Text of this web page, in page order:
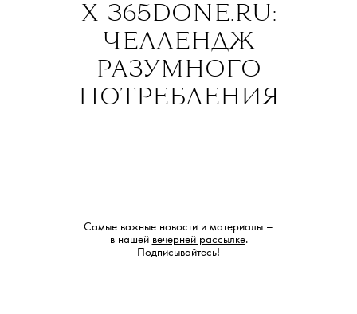
X 365DONE.RU:
ЧЕЛЛЕНДЖ
РАЗУМНОГО
ПОТРЕБЛЕНИЯ
Самые важные новости и материалы –
в нашей вечерней рассылке.
Подписывайтесь!